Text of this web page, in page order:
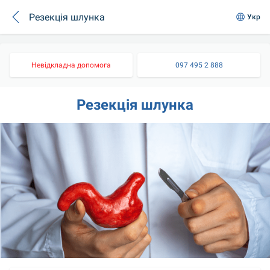
Резекція шлунка Укр
Невідкладна допомога 097 495 2 888
Резекція шлунка